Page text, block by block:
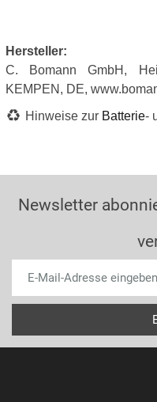
Hersteller:
C. Bomann GmbH,
KEMPEN, DE,
Hinweise zur Batterie-
Newsletter